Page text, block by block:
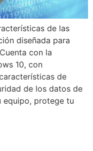
de las
diseñada para
con la
10, con
de
de los datos de
equipo, protege tu